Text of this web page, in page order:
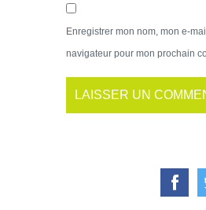
Enregistrer mon nom, mon e-
navigateur pour mon prochain